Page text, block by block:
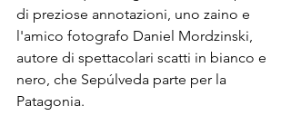
di preziose annotazioni, uno zaino e
l'amico fotografo Daniel Mordzinski,
autore di spettacolari scatti in bianco e
nero, che Sepúlveda parte per la
Patagonia.